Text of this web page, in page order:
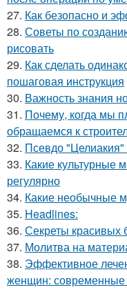
27. Как безопасно и
28. Советы по
рисовать
29. Как сделать
пошаговая инструкция
30. Важность знания
31. Почему, когда мы
обращаемся к
32. Псевдо
33. Какие культурные
регулярно
34. Какие необычные
35. Headlines:
36. Секреты красивых
37. Молитва на
38. Эффективное
женщин: